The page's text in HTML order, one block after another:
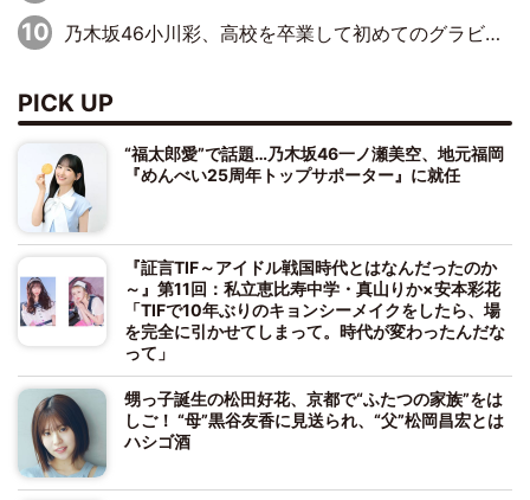
乃木坂46小川彩、高校を卒業して初めてのグラビア「大人になった感じがしました(笑)」
PICK UP
“福太郎愛”で話題…乃木坂46一ノ瀬美空、地元福岡
『めんべい25周年トップサポーター』に就任
『証言TIF～アイドル戦国時代とはなんだったのか
～』第11回：私立恵比寿中学・真山りか×安本彩花
「TIFで10年ぶりのキョンシーメイクをしたら、場
を完全に引かせてしまって。時代が変わったんだな
って」
甥っ子誕生の松田好花、京都で“ふたつの家族”をは
しご！ “母”黒谷友香に見送られ、“父”松岡昌宏とは
ハシゴ酒